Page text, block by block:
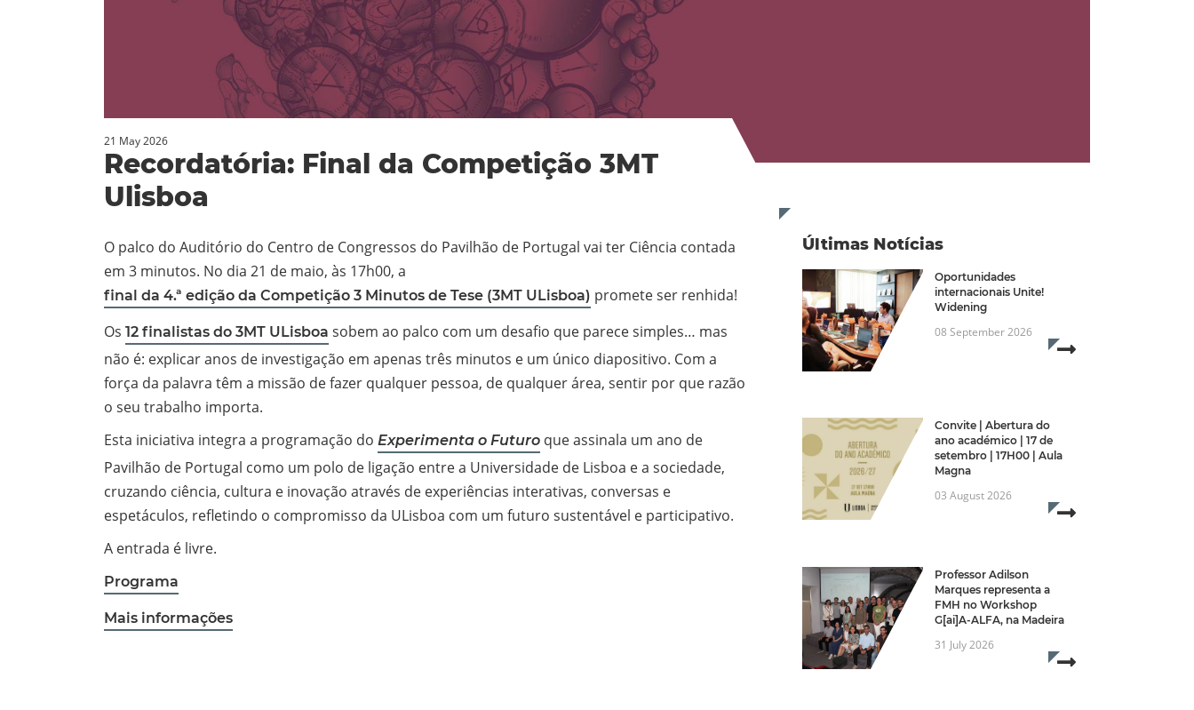
21 May 2026
Recordatória: Final da Competição 3MT
Ulisboa
O palco do Auditório do Centro de Congressos do Pavilhão de Portugal vai ter Ciência contada
em 3 minutos. No dia 21 de maio, às 17h00, a
final da 4.ª edição da Competição 3 Minutos de Tese (3MT ULisboa) promete ser renhida!
Os 12 finalistas do 3MT ULisboa sobem ao palco com um desafio que parece simples… mas
não é: explicar anos de investigação em apenas três minutos e um único diapositivo. Com a
força da palavra têm a missão de fazer qualquer pessoa, de qualquer área, sentir por que razão
o seu trabalho importa.
Esta iniciativa integra a programação do Experimenta o Futuro que assinala um ano de
Pavilhão de Portugal como um polo de ligação entre a Universidade de Lisboa e a sociedade,
cruzando ciência, cultura e inovação através de experiências interativas, conversas e
espetáculos, refletindo o compromisso da ULisboa com um futuro sustentável e participativo.
A entrada é livre.
Programa
Mais informações
Últimas Notícias
Oportunidades
internacionais Unite!
Widening
08 September 2026
Read more...
Convite | Abertura do
ano académico | 17 de
setembro | 17H00 | Aula
Magna
03 August 2026
Read more...
Professor Adilson
Marques representa a
FMH no Workshop
G[ai]A-ALFA, na Madeira
31 July 2026
Read more...